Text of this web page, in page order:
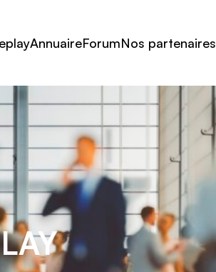
AnnuaireForumNos partenaires